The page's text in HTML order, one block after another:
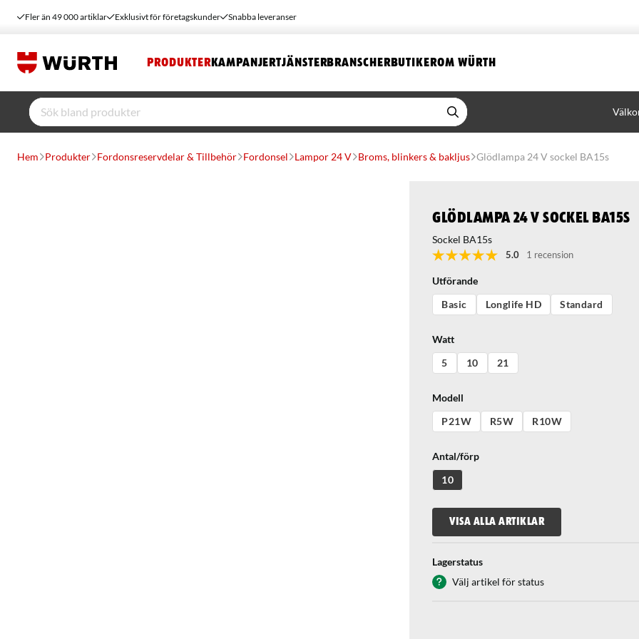
Fler än 49 000 artiklar Exklusivt för företagskunder Snabba leveranser
PRODUKTER KAMPANJERTJÄNSTERBRANSCHERBUTIKEROM WÜRTH
Hem Produkter Fordonsreservdelar & Tillbehör Fordonsel Lampor 24 V Broms, blinkers & bakljus Glödlampa 24 V sockel BA15s
Glödlampa 24 V sockel BA15s
Sockel BA15s
5.0 1 recension
Utförande
Basic
Longlife HD Standard
Watt
5
10 21
Modell
P21W
R5W R10W
Antal/förp
10
VISA ALLA ARTIKLAR
Lagerstatus
Välj artikel för status